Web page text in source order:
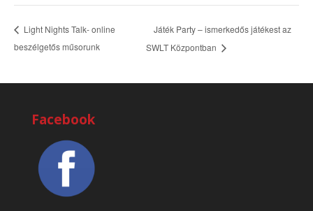
Light Nights Talk- online
beszélgetős műsorunk
Játék Party – ismerkedős játékest az
SWLT Központban
Facebook